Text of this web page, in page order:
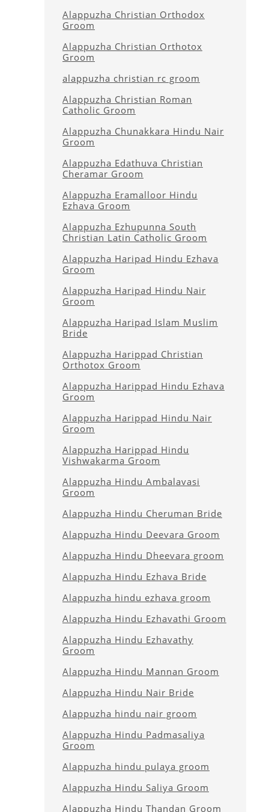
Alappuzha Christian Orthodox
Groom
Alappuzha Christian Orthotox
Groom
alappuzha christian rc groom
Alappuzha Christian Roman
Catholic Groom
Alappuzha Chunakkara Hindu Nair
Groom
Alappuzha Edathuva Christian
Cheramar Groom
Alappuzha Eramalloor Hindu
Ezhava Groom
Alappuzha Ezhupunna South
Christian Latin Catholic Groom
Alappuzha Haripad Hindu Ezhava
Groom
Alappuzha Haripad Hindu Nair
Groom
Alappuzha Haripad Islam Muslim
Bride
Alappuzha Harippad Christian
Orthotox Groom
Alappuzha Harippad Hindu Ezhava
Groom
Alappuzha Harippad Hindu Nair
Groom
Alappuzha Harippad Hindu
Vishwakarma Groom
Alappuzha Hindu Ambalavasi
Groom
Alappuzha Hindu Cheruman Bride
Alappuzha Hindu Deevara Groom
Alappuzha Hindu Dheevara groom
Alappuzha Hindu Ezhava Bride
Alappuzha hindu ezhava groom
Alappuzha Hindu Ezhavathi Groom
Alappuzha Hindu Ezhavathy
Groom
Alappuzha Hindu Mannan Groom
Alappuzha Hindu Nair Bride
Alappuzha hindu nair groom
Alappuzha Hindu Padmasaliya
Groom
Alappuzha hindu pulaya groom
Alappuzha Hindu Saliya Groom
Alappuzha Hindu Thandan Groom